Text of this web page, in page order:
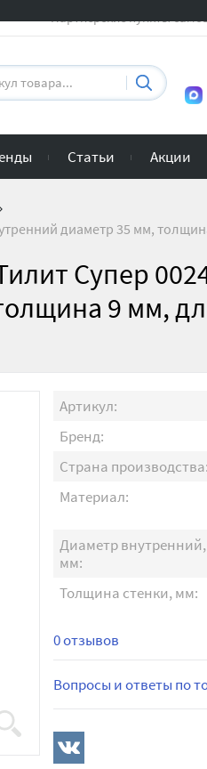
Партнерские пункты
Статьи Акции
диаметр 35 мм,
Супер
9 мм,
Артикул:
Бренд:
Страна производства:
Материал:
Диаметр внутренний,
мм:
Толщина стенки, мм:
0 отзывов
Вопросы и ответы по